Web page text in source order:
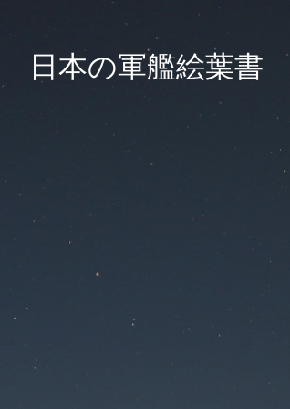
日本の軍艦絵葉書